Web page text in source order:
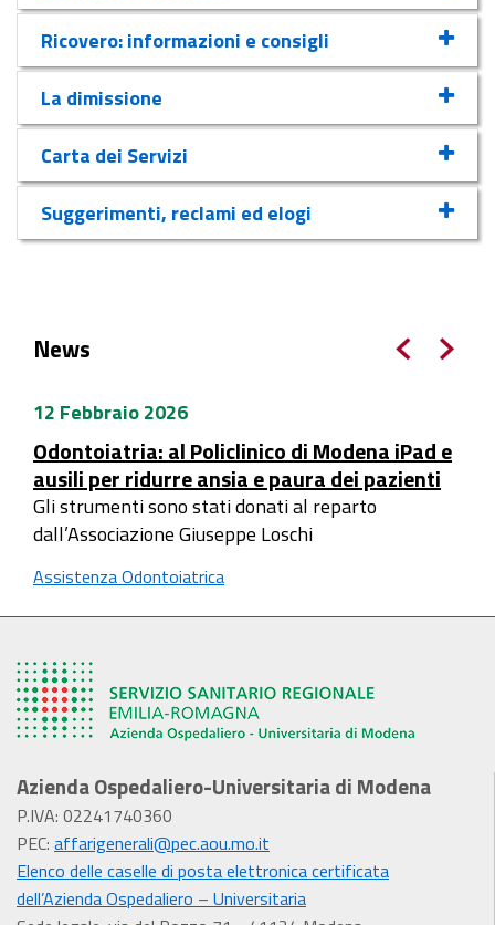
Ricovero: informazioni e consigli
La dimissione
Carta dei Servizi
Suggerimenti, reclami ed elogi
News
12 Febbraio 2026
Odontoiatria: al Policlinico di Modena iPad e
ausili per ridurre ansia e paura dei pazienti
Gli strumenti sono stati donati al reparto
dall’Associazione Giuseppe Loschi
Assistenza Odontoiatrica
Azienda Ospedaliero-Universitaria di Modena
P.IVA: 02241740360
PEC: affarigenerali@pec.aou.mo.it
Elenco delle caselle di posta elettronica certificata
dell’Azienda Ospedaliero – Universitaria